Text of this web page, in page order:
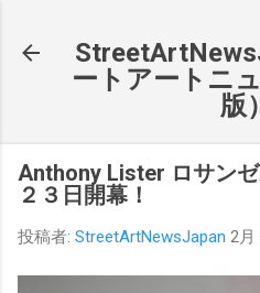
ートアートニ
版）
Anthony Lister ロサン
２３日開幕！
投稿者: StreetArtNewsJapan 2月